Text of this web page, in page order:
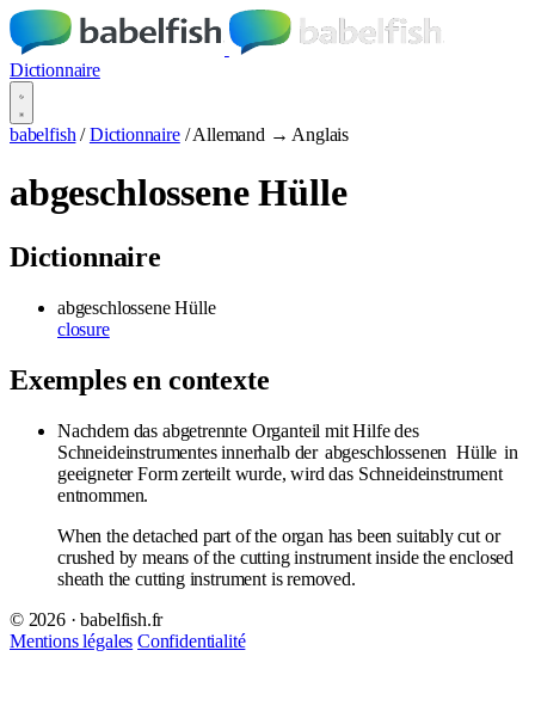
Dictionnaire
babelfish / Dictionnaire / Allemand → Anglais
abgeschlossene Hülle
Dictionnaire
abgeschlossene Hülle
closure
Exemples en contexte
Nachdem das abgetrennte Organteil mit Hilfe des
Schneideinstrumentes innerhalb der abgeschlossenen Hülle in
geeigneter Form zerteilt wurde, wird das Schneideinstrument
entnommen.
When the detached part of the organ has been suitably cut or
crushed by means of the cutting instrument inside the enclosed
sheath the cutting instrument is removed.
© 2026 · babelfish.fr
Mentions légales Confidentialité